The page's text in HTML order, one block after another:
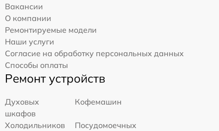
Вакансии
О компании
Ремонтируемые модели
Наши услуги
Согласие на обработку персональных данных
Способы оплаты
Ремонт устройств
Духовых
шкафов
Кофемашин
Холодильников
Посудомоечных